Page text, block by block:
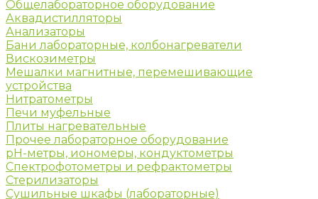
Общелабораторное оборудование
Аквадистилляторы
Анализаторы
Бани лабораторные, колбонагреватели
Вискозиметры
Мешалки магнитные, перемешивающие
устройства
Нитратометры
Печи муфельные
Плиты нагревательные
Прочее лабораторное оборудование
рН-метры, иономеры, кондуктометры
Спектрофотометры и рефрактометры
Стерилизаторы
Сушильные шкафы (лабораторные)